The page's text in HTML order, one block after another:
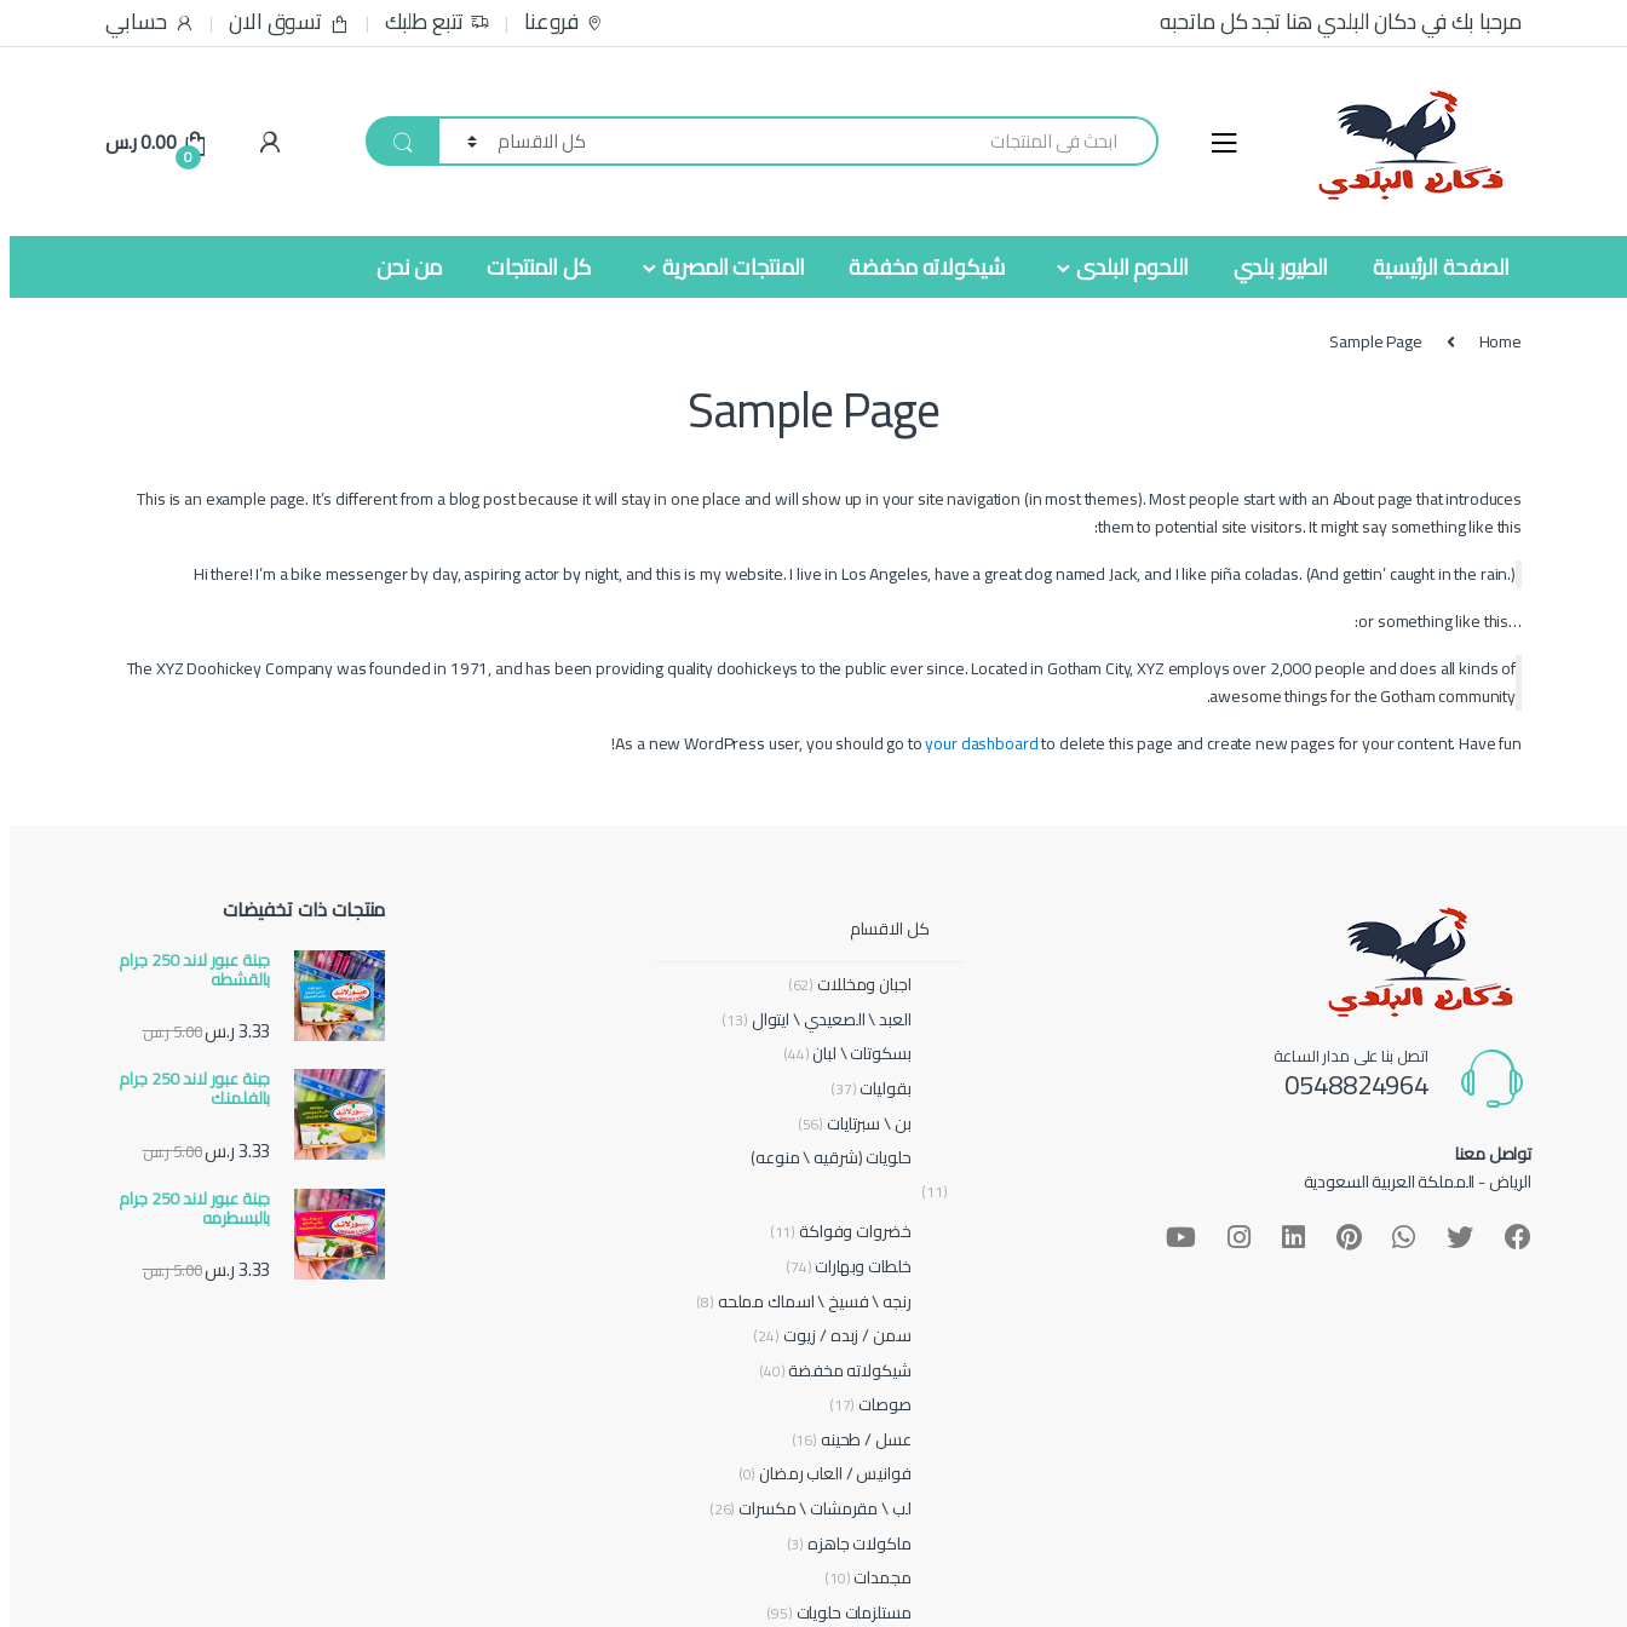
to
to
مرحبا بك في دكان البلدي هنا تجد كل ماتحبه فروعنا تتبع طلبك تسوق الان حسابي
Search
for:
0
0.00ر.س
الصفحة الرئيسية الطيور بلدي اللحوم البلدى شيكولاته مخفضة المنتجات المصرية كل المنتجات من نحن
Home
Sample Page
Sample Page
This is an example page. It’s different from a blog post because it will stay in one place and will show up in your site navigation (in most themes). Most people start with an About page that introduces
them to potential site visitors. It might say something like this:
Hi there! I’m a bike messenger by day, aspiring actor by night, and this is my website. I live in Los Angeles, have a great dog named Jack, and I like piña coladas. (And gettin’ caught in the rain.)
…or something like this:
The XYZ Doohickey Company was founded in 1971, and has been providing quality doohickeys to the public ever since. Located in Gotham City, XYZ employs over 2,000 people and does all kinds of
awesome things for the Gotham community.
As a new WordPress user, you should go toyour dashboardto delete this page and create new pages for your content. Have fun!
اتصل بنا على مدار الساعة
0548824964
تواصل معنا
الرياض - المملكة العربية السعودية
كل الاقسام
اجبان ومخللات (62)
العبد \ الصعيدي \ ايتوال(13)
بسكوتات \ لبان(44)
بقوليات(37)
بن \ سبرتايات (56)
حلويات (شرقيه \ منوعه)
(11)
خضروات وفواكة(11)
خلطات وبهارات(74)
رنجه \ فسيخ \ اسماك مملحه(8)
سمن / زبده / زيوت (24)
شيكولاته مخفضة(40)
صوصات (17)
عسل / طحينه(16)
فوانيس / العاب رمضان(0)
لب \ مقرمشات \ مكسرات (26)
ماكولات جاهزه(3)
مجمدات(10)
مستلزمات حلويات (95)
منتجات ذات تخفيضات
جبنة عبور لاند 250 جرام
بالقشطه
3.33ر.س5.00ر.س
جبنة عبور لاند 250 جرام
بالفلمنك
3.33ر.س5.00ر.س
جبنة عبور لاند 250 جرام
بالبسطرمه
3.33ر.س5.00ر.س